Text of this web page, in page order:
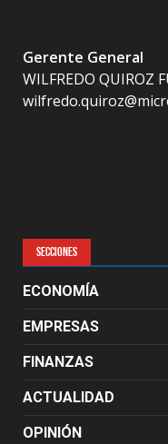
Gerente General
WILFREDO QUIROZ
SECCIONES
ECONOMÍA
EMPRESAS
FINANZAS
ACTUALIDAD
OPINIÓN